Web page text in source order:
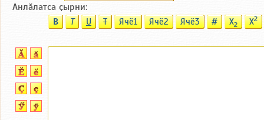
Анлӑлатса ҫырни:
B T U T Ячӗ1 Ячӗ2 Ячӗ3 # X2 X2